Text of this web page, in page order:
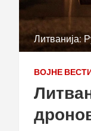
Литванија:
ВОЈНЕ